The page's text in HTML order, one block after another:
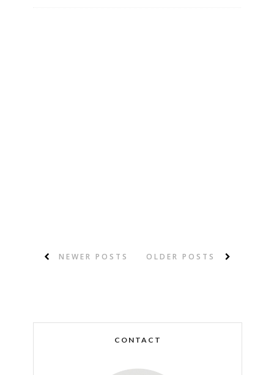
NEWER POSTS OLDER POSTS
CONTACT